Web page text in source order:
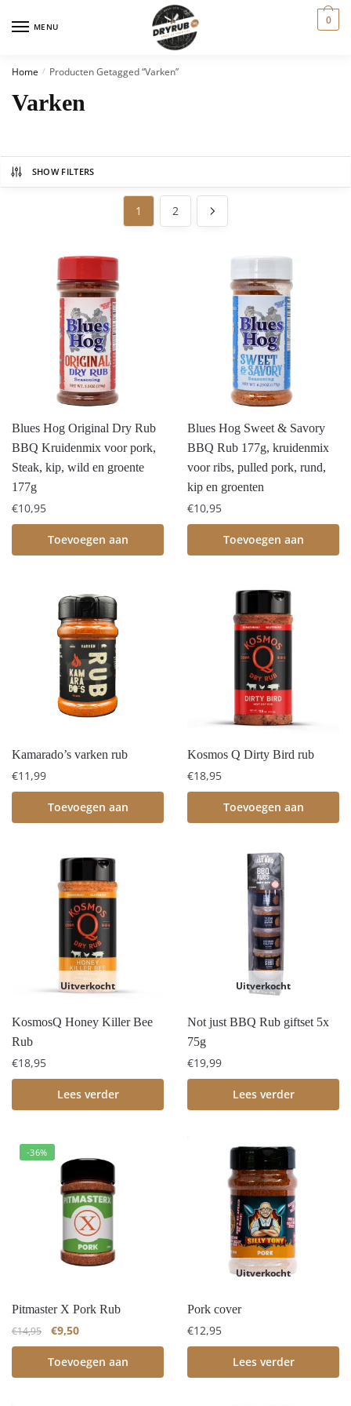
MENU 0
Home / Producten Getagged “varken”
Varken
SHOW FILTERS
1 2
Blues Hog Original Dry Rub
BBQ Kruidenmix voor pork,
Steak, kip, wild en groente
177g
€10,95
Toevoegen aan
Blues Hog Sweet & Savory
BBQ Rub 177g, kruidenmix
voor ribs, pulled pork, rund,
kip en groenten
€10,95
Toevoegen aan
Kamarado’s varken rub
€11,99
Toevoegen aan
Kosmos Q Dirty Bird rub
€18,95
Toevoegen aan
Uitverkocht
KosmosQ Honey Killer Bee
Rub
€18,95
Lees verder
Uitverkocht
Not just BBQ Rub giftset 5x
75g
€19,99
Lees verder
-36%
Pitmaster X Pork Rub
€14,95 €9,50
Toevoegen aan
Uitverkocht
Pork cover
€12,95
Lees verder